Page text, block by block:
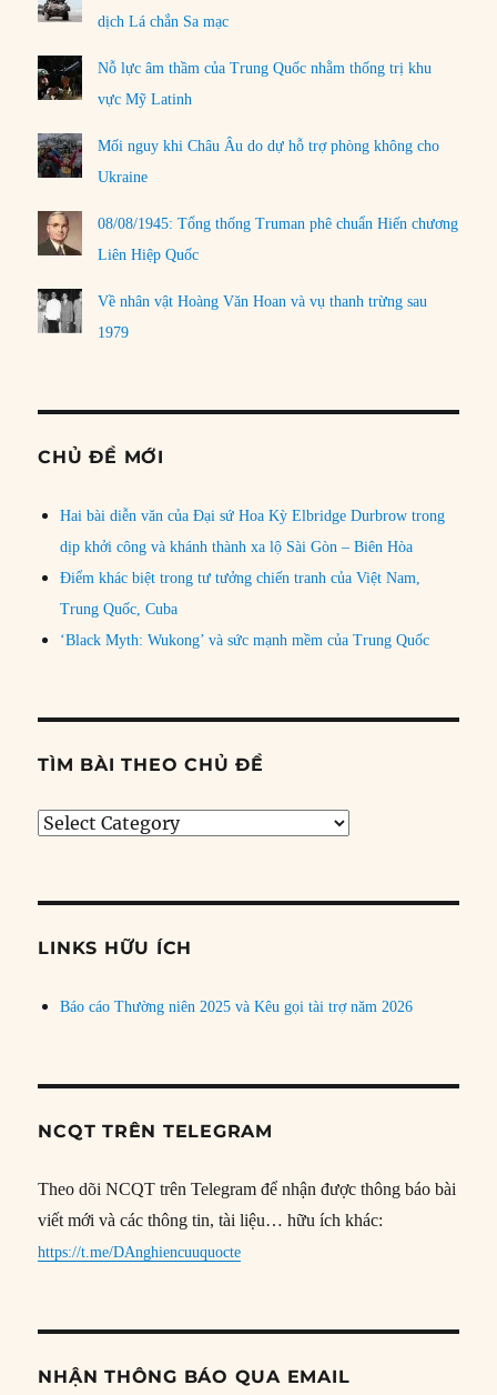
dịch Lá chắn Sa mạc
Nỗ lực âm thầm của Trung Quốc nhằm thống trị khu
vực Mỹ Latinh
Mối nguy khi Châu Âu do dự hỗ trợ phòng không cho
Ukraine
08/08/1945: Tổng thống Truman phê chuẩn Hiến chương
Liên Hiệp Quốc
Về nhân vật Hoàng Văn Hoan và vụ thanh trừng sau
1979
CHỦ ĐỀ MỚI
Hai bài diễn văn của Đại sứ Hoa Kỳ Elbridge Durbrow trong
dịp khởi công và khánh thành xa lộ Sài Gòn – Biên Hòa
Điểm khác biệt trong tư tưởng chiến tranh của Việt Nam,
Trung Quốc, Cuba
‘Black Myth: Wukong’ và sức mạnh mềm của Trung Quốc
TÌM BÀI THEO CHỦ ĐỀ
Tìm
đề
LINKS HỮU ÍCH
Báo cáo Thường niên 2025 và Kêu gọi tài trợ năm 2026
NCQT TRÊN TELEGRAM
Theo dõi NCQT trên Telegram để nhận được thông báo bài
viết mới và các thông tin, tài liệu… hữu ích khác:
https://t.me/DAnghiencuuquocte
NHẬN THÔNG BÁO QUA EMAIL